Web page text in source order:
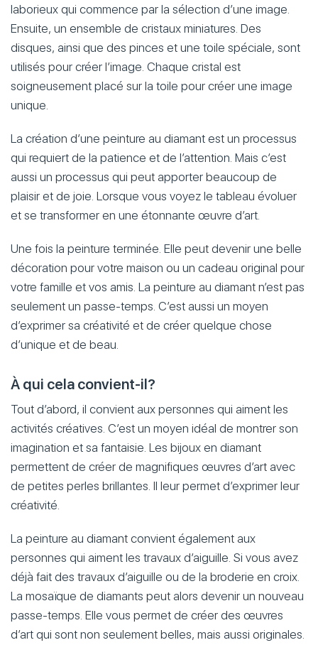
laborieux qui commence par la sélection d’une image.
Ensuite, un ensemble de cristaux miniatures. Des
disques, ainsi que des pinces et une toile spéciale, sont
utilisés pour créer l’image. Chaque cristal est
soigneusement placé sur la toile pour créer une image
unique.
La création d’une peinture au diamant est un processus
qui requiert de la patience et de l’attention. Mais c’est
aussi un processus qui peut apporter beaucoup de
plaisir et de joie. Lorsque vous voyez le tableau évoluer
et se transformer en une étonnante œuvre d’art.
Une fois la peinture terminée. Elle peut devenir une belle
décoration pour votre maison ou un cadeau original pour
votre famille et vos amis. La peinture au diamant n’est pas
seulement un passe-temps. C’est aussi un moyen
d’exprimer sa créativité et de créer quelque chose
d’unique et de beau.
À qui cela convient-il?
Tout d’abord, il convient aux personnes qui aiment les
activités créatives. C’est un moyen idéal de montrer son
imagination et sa fantaisie. Les bijoux en diamant
permettent de créer de magnifiques œuvres d’art avec
de petites perles brillantes. Il leur permet d’exprimer leur
créativité.
La peinture au diamant convient également aux
personnes qui aiment les travaux d’aiguille. Si vous avez
déjà fait des travaux d’aiguille ou de la broderie en croix.
La mosaïque de diamants peut alors devenir un nouveau
passe-temps. Elle vous permet de créer des œuvres
d’art qui sont non seulement belles, mais aussi originales.